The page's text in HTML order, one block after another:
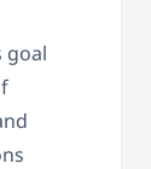
goal